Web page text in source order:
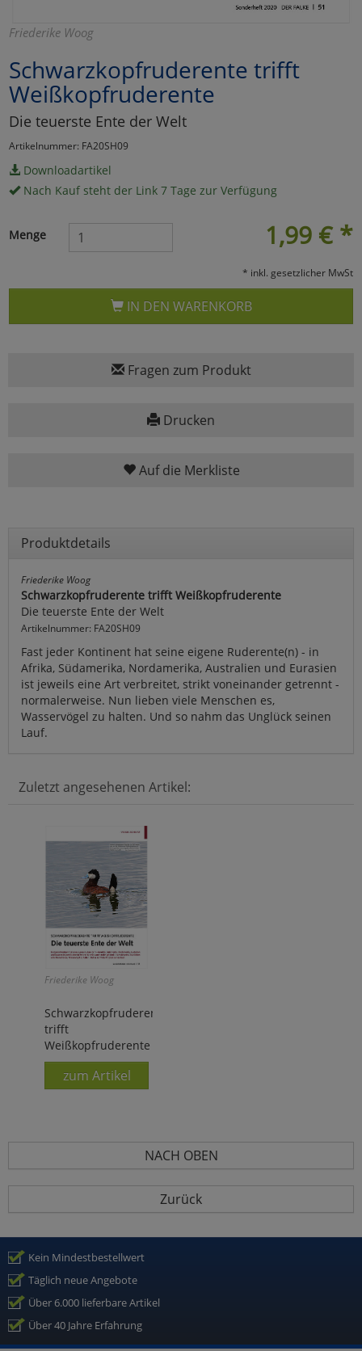
Friederike Woog
Schwarzkopfruderente trifft
Weißkopfruderente
Die teuerste Ente der Welt
Artikelnummer: FA20SH09
Downloadartikel
Nach Kauf steht der Link 7 Tage zur Verfügung
1,99 € *
Menge
* inkl. gesetzlicher MwSt
IN DEN WARENKORB
Fragen zum Produkt
Drucken
Auf die Merkliste
Produktdetails
Friederike Woog
Schwarzkopfruderente trifft Weißkopfruderente
Die teuerste Ente der Welt
Artikelnummer: FA20SH09
Fast jeder Kontinent hat seine eigene Ruderente(n) - in
Afrika, Südamerika, Nordamerika, Australien und Eurasien
ist jeweils eine Art verbreitet, strikt voneinander getrennt -
normalerweise. Nun lieben viele Menschen es,
Wasservögel zu halten. Und so nahm das Unglück seinen
Lauf.
Zuletzt angesehenen Artikel:
Friederike Woog
Schwarzkopfruderente
trifft
Weißkopfruderente
zum Artikel
NACH OBEN
Zurück
Kein Mindestbestellwert
Täglich neue Angebote
Über 6.000 lieferbare Artikel
Über 40 Jahre Erfahrung
Marketing
Umfragetools
Cookies
Einstellungen speichern